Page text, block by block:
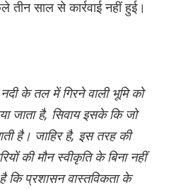
साल से कार्रवाई नहीं हुई।
के तल में गिरने वाली भूमि को
जाता है, सिवाय इसके कि जो
है। जाहिर है, इस तरह की
की मौन स्वीकृति के बिना नहीं
प्रशासन वास्तविकता के